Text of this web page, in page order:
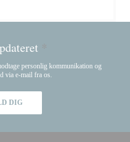
*
personlig kommunikation og
via e-mail fra os.
DIG